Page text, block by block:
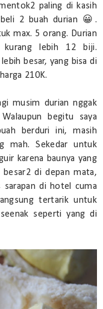
paling di kasih
2 buah durian 😀.
max. 5 orang. Durian
lebih 12 biji.
besar, yang bisa di
210K.
musim durian nggak
begitu saya
berduri ini, masih
mah. Sekedar untuk
karena baunya yang
di depan mata,
sarapan di hotel cuma
tertarik untuk
seperti yang di